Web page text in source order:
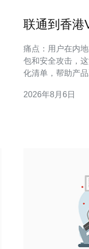
联通到香港
痛点：用户在内
包和安全攻击，
化清单，帮助产品决策与运
响点与可量化阈
迟通常直接决定
2026年8月6日